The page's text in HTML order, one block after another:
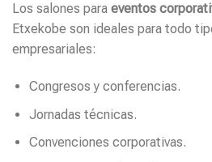
Los salones para eventos
Etxekobe son ideales para todo
empresariales:
Congresos y conferencias.
Jornadas técnicas.
Convenciones corporativas.